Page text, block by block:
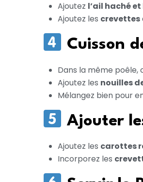
Ajoutez l’ail haché
Ajoutez les crevettes
Cuisson
Dans la même poêle,
Ajoutez les nouilles
Mélangez bien pour
Ajouter
Ajoutez les carottes
Incorporez les